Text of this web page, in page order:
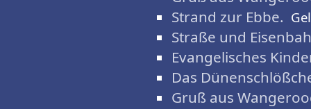
Strand zur Ebbe.
Straße und
Evangelisches
Das
Gruß aus